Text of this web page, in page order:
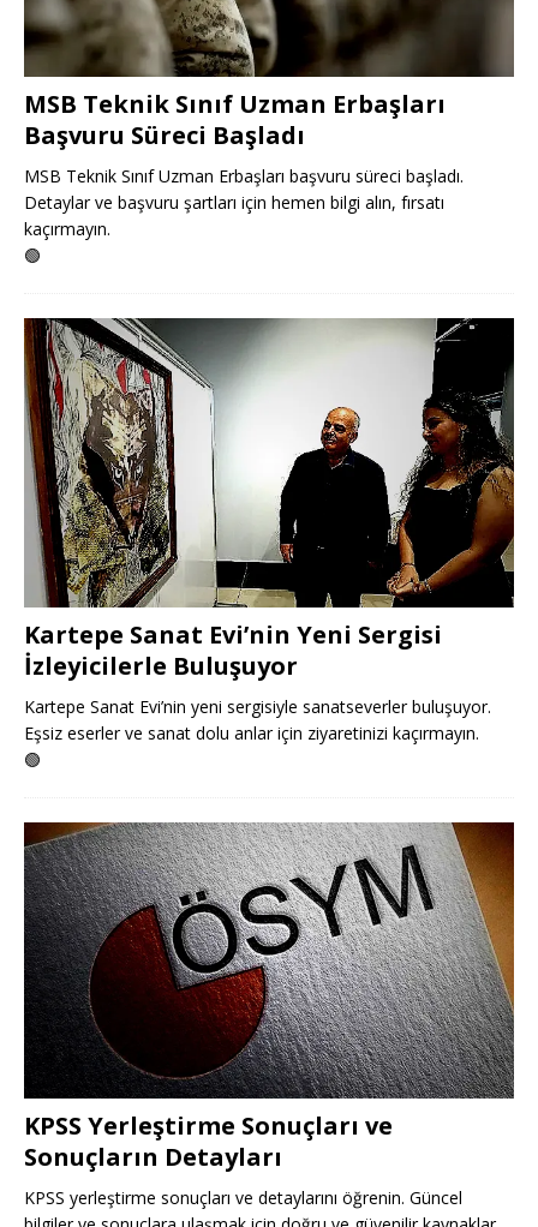
MSB Teknik Sınıf Uzman Erbaşları
Başvuru Süreci Başladı
MSB Teknik Sınıf Uzman Erbaşları başvuru süreci başladı.
Detaylar ve başvuru şartları için hemen bilgi alın, fırsatı
kaçırmayın.
🟢
Kartepe Sanat Evi’nin Yeni Sergisi
İzleyicilerle Buluşuyor
Kartepe Sanat Evi’nin yeni sergisiyle sanatseverler buluşuyor.
Eşsiz eserler ve sanat dolu anlar için ziyaretinizi kaçırmayın.
🟢
KPSS Yerleştirme Sonuçları ve
Sonuçların Detayları
KPSS yerleştirme sonuçları ve detaylarını öğrenin. Güncel